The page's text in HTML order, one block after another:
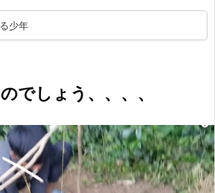
少年
でしょう、、、、